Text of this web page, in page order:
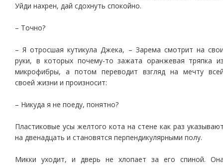
Уйди нахрен, дай сдохнуть спокойно.
– Точно?
– Я отросшая кутикула Джека, – Зарема смотрит на
руки, в которых почему-то зажата оранжевая тряпка
микрофибры, а потом переводит взгляд на мечту
своей жизни и произносит:
– Никуда я не поеду, понятно?
Пластиковые усы желтого кота на стене как раз
на двенадцать и становятся перпендикулярными полу.
Микки уходит, и дверь не хлопает за его спиной.